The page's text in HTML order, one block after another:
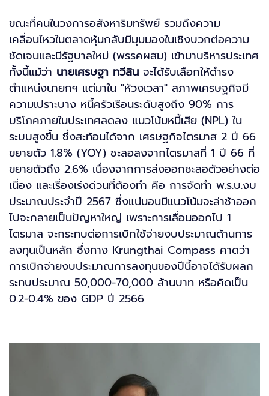
ขณะที่คนในวงการอสังหาริมทรัพย์ รวมถึงความ
เคลื่อนไหวในตลาดหุ้นกลับมีมุมมองในเชิงบวกต่อความ
ชัดเจนและมีรัฐบาลใหม่ (พรรคผสม) เข้ามาบริหารประเทศ
ทั้งนี้แม้ว่า นายเศรษฐา ทวีสิน จะได้รับเลือกให้ดำรง
ตำแหน่งนายกฯ แต่มาใน "ห้วงเวลา" สภาพเศรษฐกิจมี
ความเปราะบาง หนี้ครัวเรือนระดับสูงถึง 90% การ
บริโภคภายในประเทศลดลง แนวโน้มหนี้เสีย (NPL) ใน
ระบบสูงขึ้น ซึ่งสะท้อนได้จาก เศรษฐกิจไตรมาส 2 ปี 66
ขยายตัว 1.8% (YOY) ชะลอลงจากไตรมาสที่ 1 ปี 66 ที่
ขยายตัวถึง 2.6% เนื่องจากการส่งออกชะลอตัวอย่างต่อ
เนื่อง และเรื่องเร่งด่วนที่ต้องทำ คือ การจัดทำ พ.ร.บ.งบ
ประมาณประจำปี 2567 ซึ่งแน่นอนมีแนวโน้มจะล่าช้าออก
ไปจะกลายเป็นปัญหาใหญ่ เพราะการเลื่อนออกไป 1
ไตรมาส จะกระทบต่อการเบิกใช้จ่ายงบประมาณด้านการ
ลงทุนเป็นหลัก ซึ่งทาง Krungthai Compass คาดว่า
การเบิกจ่ายงบประมาณการลงทุนของปีนี้อาจได้รับผลก
ระทบประมาณ 50,000-70,000 ล้านบาท หรือคิดเป็น
0.2-0.4% ของ GDP ปี 2566